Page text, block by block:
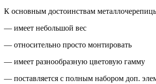
К основным достоинствам
— имеет небольшой вес
— относительно просто монтировать
— имеет разнообразную цветовую гамму
— поставляется с полным набором доп.